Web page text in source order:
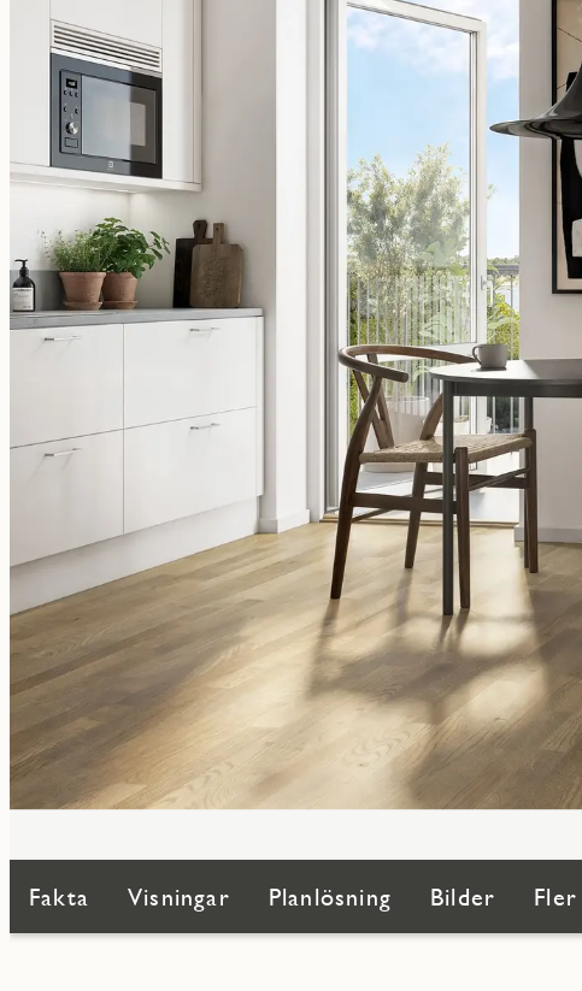
Fakta Visningar Planlösning Bilder